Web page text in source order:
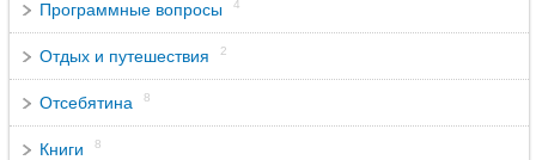
Программные вопросы 4
Отдых и путешествия 2
Отсебятина 8
Книги 8